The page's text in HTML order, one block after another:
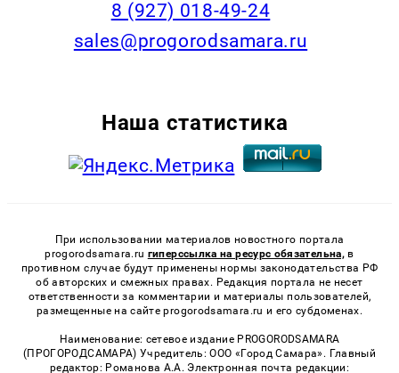
8 (927) 018-49-24
sales@progorodsamara.ru
Наша статистика
При использовании материалов новостного портала
progorodsamara.ru гиперссылка на ресурс обязательна, в
противном случае будут применены нормы законодательства РФ
об авторских и смежных правах. Редакция портала не несет
ответственности за комментарии и материалы пользователей,
размещенные на сайте progorodsamara.ru и его субдоменах.
Наименование: сетевое издание PROGORODSAMARA
(ПРОГОРОДСАМАРА) Учредитель: ООО «Город Самара». Главный
редактор: Романова А.А. Электронная почта редакции: